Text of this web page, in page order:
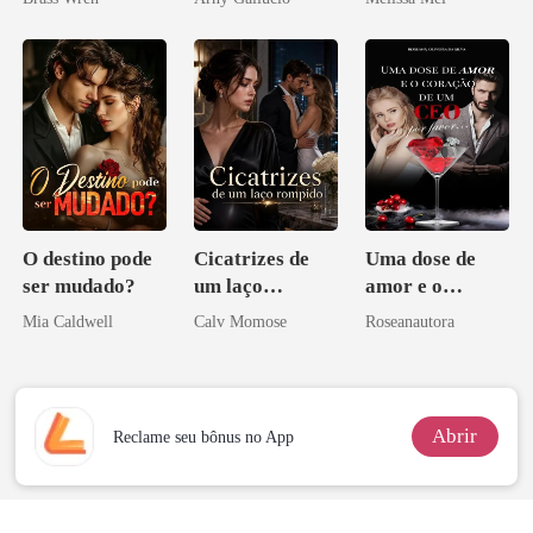
O destino pode
ser mudado?
Mia Caldwell
Cicatrizes de
um laço
rompido
Calv Momose
Uma dose de
amor e o
coração de um
Roseanautora
Reclame seu bônus no App Abrir